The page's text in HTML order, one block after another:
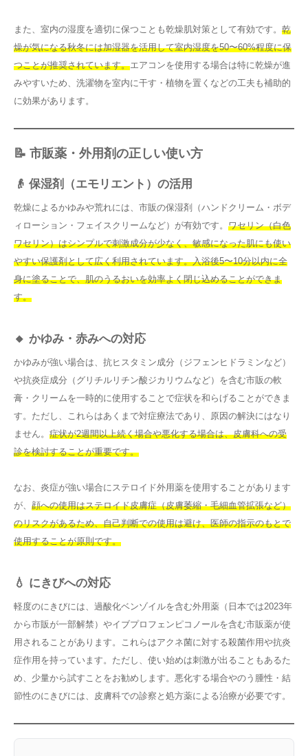
また、室内の湿度を適切に保つことも乾燥肌対策として有効です。 乾
燥が気になる秋冬には加湿器を活用して室内湿度を50〜60%程度に保
つことが推奨されています。エアコンを使用する場合は特に乾燥が進
みやすいため、洗濯物を室内に干す・植物を置くなどの工夫も補助的
に効果があります。
📝 市販薬・外用剤の正しい使い方
👴 保湿剤（エモリエント）の活用
乾燥によるかゆみや荒れには、市販の保湿剤（ハンドクリーム・ボデ
ィローション・フェイスクリームなど）が有効です。 ワセリン（白色
ワセリン）はシンプルで刺激成分が少なく、敏感になった肌にも使い
やすい保護剤として広く利用されています。入浴後5〜10分以内に全
身に塗ることで、肌のうるおいを効率よく閉じ込めることができま
す。
🔸 かゆみ・赤みへの対応
かゆみが強い場合は、抗ヒスタミン成分（ジフェンヒドラミンなど）
や抗炎症成分（グリチルリチン酸ジカリウムなど）を含む市販の軟
膏・クリームを一時的に使用することで症状を和らげることができま
す。ただし、これらはあくまで対症療法であり、原因の解決にはなり
ません。 症状が2週間以上続く場合や悪化する場合は、皮膚科への受
診を検討することが重要です。
なお、炎症が強い場合にステロイド外用薬を使用することがあります
が、 顔への使用はステロイド皮膚症（皮膚萎縮・毛細血管拡張など）
のリスクがあるため、自己判断での使用は避け、医師の指示のもとで
使用することが原則です。
💧 にきびへの対応
軽度のにきびには、過酸化ベンゾイルを含む外用薬（日本では2023年
から市販が一部解禁）やイブプロフェンピコノールを含む市販薬が使
用されることがあります。これらはアクネ菌に対する殺菌作用や抗炎
症作用を持っています。ただし、使い始めは刺激が出ることもあるた
め、少量から試すことをお勧めします。悪化する場合やのう腫性・結
節性のにきびには、皮膚科での診察と処方薬による治療が必要です。